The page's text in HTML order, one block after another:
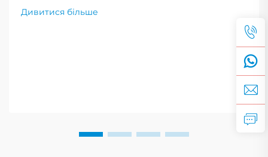
професійні поради щодо вибору оптимального
розширення для ваших потреб. Читайте зараз.
Дивитися більше